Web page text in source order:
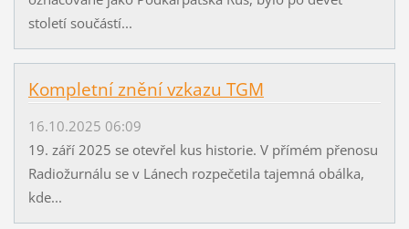
století součástí...
Kompletní znění vzkazu TGM
16.10.2025 06:09
19. září 2025 se otevřel kus historie. V přímém přenosu
Radiožurnálu se v Lánech rozpečetila tajemná obálka,
kde...